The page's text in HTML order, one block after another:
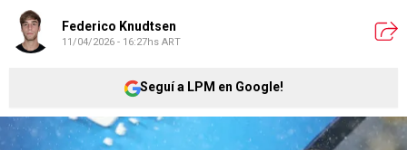
Federico Knudtsen
11/04/2026 - 16:27hs ART
Seguí a LPM en Google!